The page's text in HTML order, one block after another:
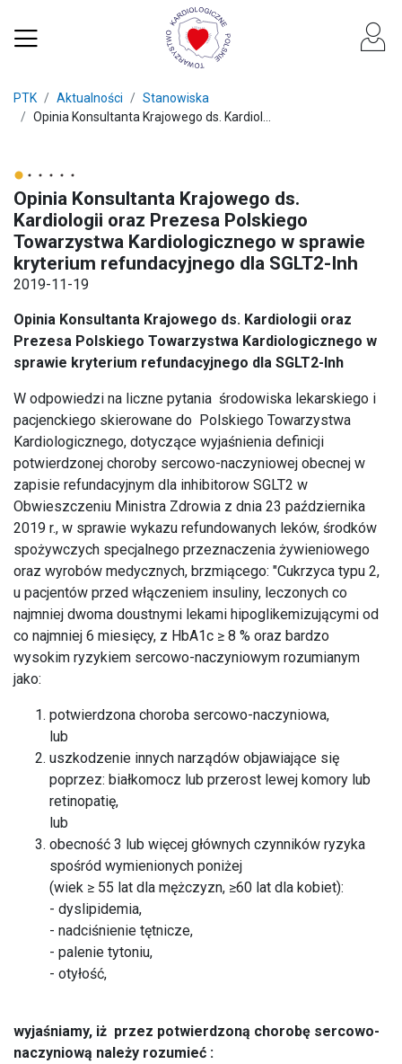
PTK Aktualności
Stanowiska
Opinia Konsultanta Krajowego ds. Kardiol...
Opinia Konsultanta Krajowego ds.
Kardiologii oraz Prezesa Polskiego
Towarzystwa Kardiologicznego w sprawie
kryterium refundacyjnego dla SGLT2-Inh
2019-11-19
Opinia Konsultanta Krajowego ds. Kardiologii oraz
Prezesa Polskiego Towarzystwa Kardiologicznego w
sprawie kryterium refundacyjnego dla SGLT2-Inh
W odpowiedzi na liczne pytania środowiska lekarskiego i
pacjenckiego skierowane do Polskiego Towarzystwa
Kardiologicznego, dotyczące wyjaśnienia definicji
potwierdzonej choroby sercowo-naczyniowej obecnej w
zapisie refundacyjnym dla inhibitorow SGLT2 w
Obwieszczeniu Ministra Zdrowia z dnia 23 października
2019 r., w sprawie wykazu refundowanych leków, środków
spożywczych specjalnego przeznaczenia żywieniowego
oraz wyrobów medycznych, brzmiącego: "Cukrzyca typu 2,
u pacjentów przed włączeniem insuliny, leczonych co
najmniej dwoma doustnymi lekami hipoglikemizującymi od
co najmniej 6 miesięcy, z HbA1c ≥ 8 % oraz bardzo
wysokim ryzykiem sercowo-naczyniowym rozumianym
jako:
potwierdzona choroba sercowo-naczyniowa,
lub
uszkodzenie innych narządów objawiające się
poprzez: białkomocz lub przerost lewej komory lub
retinopatię,
lub
obecność 3 lub więcej głównych czynników ryzyka
spośród wymienionych poniżej
(wiek ≥ 55 lat dla mężczyzn, ≥60 lat dla kobiet):
- dyslipidemia,
- nadciśnienie tętnicze,
- palenie tytoniu,
- otyłość,
wyjaśniamy, iż przez potwierdzoną chorobę sercowo-
naczyniową należy rozumieć :